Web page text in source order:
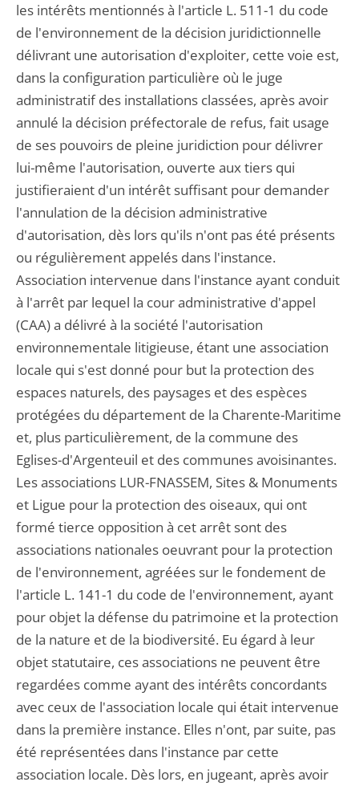
les intérêts mentionnés à l'article L. 511-1 du code
de l'environnement de la décision juridictionnelle
délivrant une autorisation d'exploiter, cette voie est,
dans la configuration particulière où le juge
administratif des installations classées, après avoir
annulé la décision préfectorale de refus, fait usage
de ses pouvoirs de pleine juridiction pour délivrer
lui-même l'autorisation, ouverte aux tiers qui
justifieraient d'un intérêt suffisant pour demander
l'annulation de la décision administrative
d'autorisation, dès lors qu'ils n'ont pas été présents
ou régulièrement appelés dans l'instance.
Association intervenue dans l'instance ayant conduit
à l'arrêt par lequel la cour administrative d'appel
(CAA) a délivré à la société l'autorisation
environnementale litigieuse, étant une association
locale qui s'est donné pour but la protection des
espaces naturels, des paysages et des espèces
protégées du département de la Charente-Maritime
et, plus particulièrement, de la commune des
Eglises-d'Argenteuil et des communes avoisinantes.
Les associations LUR-FNASSEM, Sites & Monuments
et Ligue pour la protection des oiseaux, qui ont
formé tierce opposition à cet arrêt sont des
associations nationales oeuvrant pour la protection
de l'environnement, agréées sur le fondement de
l'article L. 141-1 du code de l'environnement, ayant
pour objet la défense du patrimoine et la protection
de la nature et de la biodiversité. Eu égard à leur
objet statutaire, ces associations ne peuvent être
regardées comme ayant des intérêts concordants
avec ceux de l'association locale qui était intervenue
dans la première instance. Elles n'ont, par suite, pas
été représentées dans l'instance par cette
association locale. Dès lors, en jugeant, après avoir